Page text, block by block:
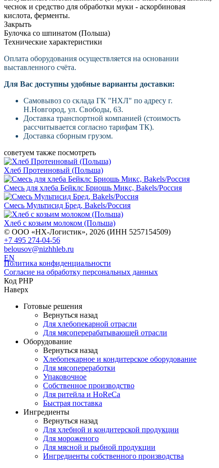
чеснок и средство для обработки муки - аскорбиновая
кислота, ферменты.
Закрыть
Булочка со шпинатом (Польша)
Технические характеристики
Оплата оборудования осуществляется на основании
выставленного счёта.
Для Вас доступны удобные варианты доставки:
Самовывоз со склада ГК "НХЛ" по адресу г.
Н.Новгород, ул. Свободы, 63.
Доставка транспортной компанией (стоимость
рассчитывается согласно тарифам ТК).
Доставка сборным грузом.
советуем также посмотреть
Хлеб Протеиновый (Польша)
Смесь для хлеба Бейклс Бриошь Микс, Bakels/Россия
Смесь Мультиcид Бред, Bakels/Россия
Хлеб с козьим молоком (Польша)
© ООО «НХ-Логистик», 2026 (ИНН 5257154509)
+7 495 274-04-56
belousov@nizhhleb.ru
EN
Политика конфиденциальности
Согласие на обработку персональных данных
Код PHP
Наверх
Готовые решения
Вернуться назад
Для хлебопекарной отрасли
Для мясоперерабатывающей отрасли
Оборудование
Вернуться назад
Хлебопекарное и кондитерское оборудование
Для мясопереработки
Упаковочное
Собственное производство
Для ритейла и HoReCa
Быстрая поставка
Ингредиенты
Вернуться назад
Для хлебной и кондитерской продукции
Для мороженого
Для мясной и рыбной продукции
Ингредиенты собственного производства